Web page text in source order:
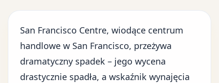
San Francisco Centre, wiodące centrum
handlowe w San Francisco, przeżywa
dramatyczny spadek – jego wycena
drastycznie spadła, a wskaźnik wynajęcia